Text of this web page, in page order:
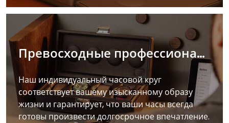
Превосходные профессионалы
Наш индивидуальный часовой круг
соответствует вашему изысканному образу
жизни и гарантирует, что ваши часы всегда
готовы произвести долгосрочное впечатление.